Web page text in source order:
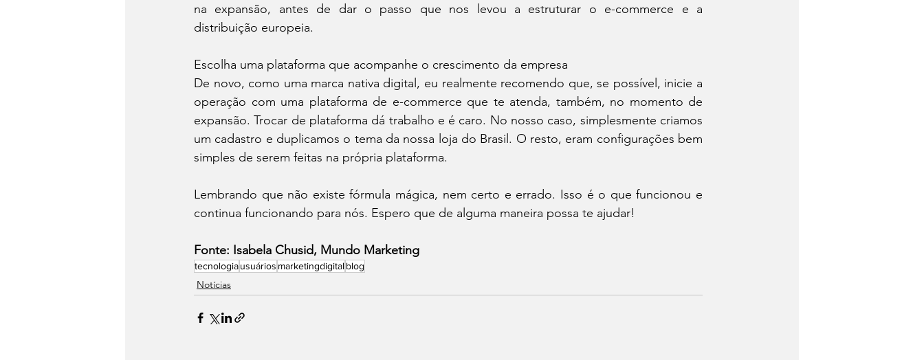
na expansão, antes de dar o passo que nos levou a estruturar o e-commerce e a
distribuição europeia.
Escolha uma plataforma que acompanhe o crescimento da empresa
De novo, como uma marca nativa digital, eu realmente recomendo que, se possível, inicie a
operação com uma plataforma de e-commerce que te atenda, também, no momento de
expansão. Trocar de plataforma dá trabalho e é caro. No nosso caso, simplesmente criamos
um cadastro e duplicamos o tema da nossa loja do Brasil. O resto, eram configurações bem
simples de serem feitas na própria plataforma.
Lembrando que não existe fórmula mágica, nem certo e errado. Isso é o que funcionou e
continua funcionando para nós. Espero que de alguma maneira possa te ajudar!
Fonte: Isabela Chusid, Mundo Marketing
tecnologiausuários marketingdigitalblog
Notícias